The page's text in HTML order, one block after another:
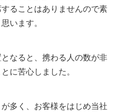
ることはありませんので素
います。
なると、携わる人の数が非
に苦心しました。
多く、お客様をはじめ当社